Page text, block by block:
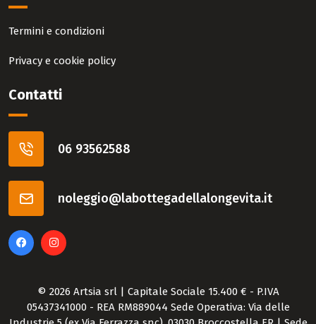
Termini e condizioni
Privacy e cookie policy
Contatti
06 93562588
noleggio@labottegadellalongevita.it
© 2026 Artsia srl | Capitale Sociale 15.400 € - P.IVA
05437341000 - REA RM889044 Sede Operativa: Via delle